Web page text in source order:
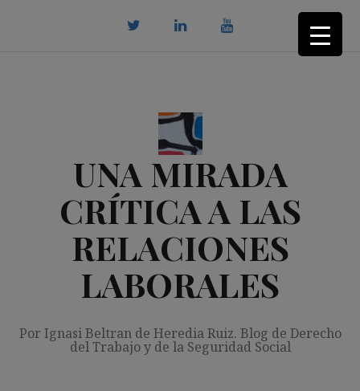
UNA MIRADA
CRÍTICA A LAS
RELACIONES
LABORALES
Por Ignasi Beltran de Heredia Ruiz. Blog de Derecho
del Trabajo y de la Seguridad Social